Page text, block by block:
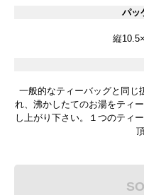
パッ
縦
一般的なティーバッグと同じ
れ、沸かしたてのお湯をティ
し上がり下さい。１つのティ